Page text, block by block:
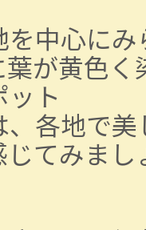
中心に
が黄色く
ト
各地で
てみま